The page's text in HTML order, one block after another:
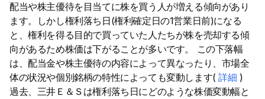
配当や株主優待を目当てに株を買う人が増える傾向があり
ます。しかし権利落ち日(権利確定日の1営業日前)になる
と、権利を得る目的で買っていた人たちが株を売却する傾
向があるため株価は下がることが多いです。 この下落幅
は、配当金や株主優待の内容によって異なったり、市場全
体の状況や個別銘柄の特性によっても変動します(詳細 )
過去、三井Ｅ＆Ｓは権利落ち日にどのような株価変動幅と